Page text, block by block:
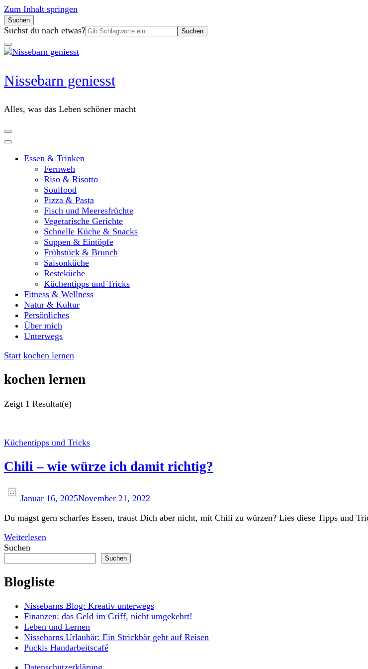
Zum Inhalt springen
Suchen
Suchen
nach:
Suchst du nach etwas?
Nissebarn geniesst
Alles, was das Leben schöner macht
Essen & Trinken
Fernweh
Riso & Risotto
Soulfood
Pizza & Pasta
Fisch und Meeresfrüchte
Vegetarische Gerichte
Schnelle Küche & Snacks
Suppen & Eintöpfe
Frühstück & Brunch
Saisonküche
Resteküche
Küchentipps und Tricks
Fitness & Wellness
Natur & Kultur
Persönliches
Über mich
Unterwegs
Start kochen lernen
kochen lernen
Zeigt 1 Resultat(e)
Küchentipps und Tricks
Chili – wie würze ich damit richtig?
Januar 16, 2025November 21, 2022
Du magst gern scharfes Essen, traust Dich aber nicht, mit Chili zu würzen? Lies diese Tipps und
Weiterlesen
Suchen
Suchen
Blogliste
Nissebarns Blog: Kreativ unterwegs
Finanzen: das Geld im Griff, nicht umgekehrt!
Leben und Lernen
Nissebarns Urlaubär: Ein Strickbär geht auf Reisen
Puckis Handarbeitscafé